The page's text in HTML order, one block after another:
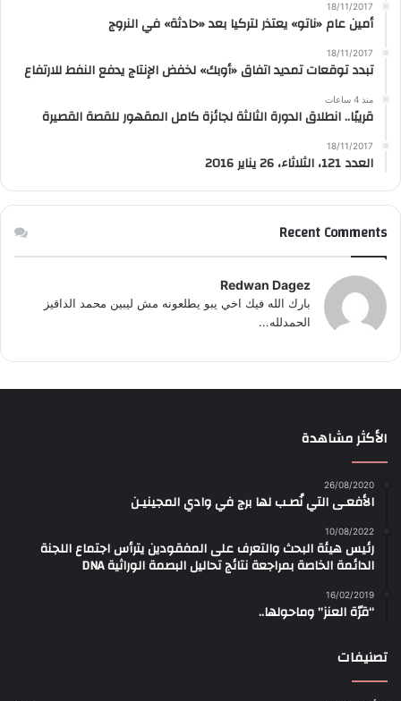
18/11/2017
أمين عام «ناتو» يعتذر لتركيا بعد «حادثة» في النروج
18/11/2017
تبدد توقعات تمديد اتفاق «أوبك» لخفض الإنتاج يدفع النفط للارتفاع
منذ 4 ساعات
قريبًا.. انطلاق الدورة الثالثة لجائزة كامل المقهور للقصة القصيرة
18/11/2017
العدد 121، الثلاثاء، 26 يناير 2016
Recent Comments
Redwan Dagez
بارك الله فيك اخي يبو يطلعونه مش ليبين محمد الداقيز
الحمدلله...
الأكثر مشاهدة
26/08/2020
الأفعـى التي نُصـب لها برج في وادي المجينيـن
10/08/2022
رئيس هيئة البحث والتعرف على المفقودين يترأس اجتماع اللجنة
الدائمة الخاصة بمراجعة نتائج تحاليل البصمة الوراثية DNA
16/02/2019
“قرّة العنز” وماحولها..
تصنيفات